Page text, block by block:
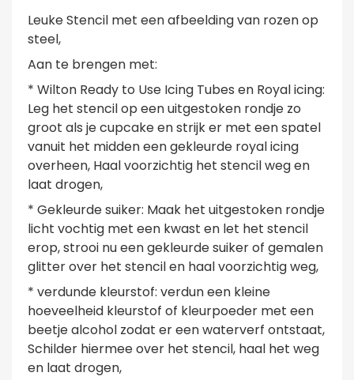
Leuke Stencil met een afbeelding van rozen op
steel,
Aan te brengen met:
* Wilton Ready to Use Icing Tubes en Royal icing:
Leg het stencil op een uitgestoken rondje zo
groot als je cupcake en strijk er met een spatel
vanuit het midden een gekleurde royal icing
overheen, Haal voorzichtig het stencil weg en
laat drogen,
* Gekleurde suiker: Maak het uitgestoken rondje
licht vochtig met een kwast en let het stencil
erop, strooi nu een gekleurde suiker of gemalen
glitter over het stencil en haal voorzichtig weg,
* verdunde kleurstof: verdun een kleine
hoeveelheid kleurstof of kleurpoeder met een
beetje alcohol zodat er een waterverf ontstaat,
Schilder hiermee over het stencil, haal het weg
en laat drogen,